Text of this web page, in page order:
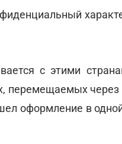
с этими
перемещаемых
оформление в